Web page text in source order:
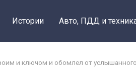
Истории Авто, ПДД и
и ключом и обомлел от услышанного.